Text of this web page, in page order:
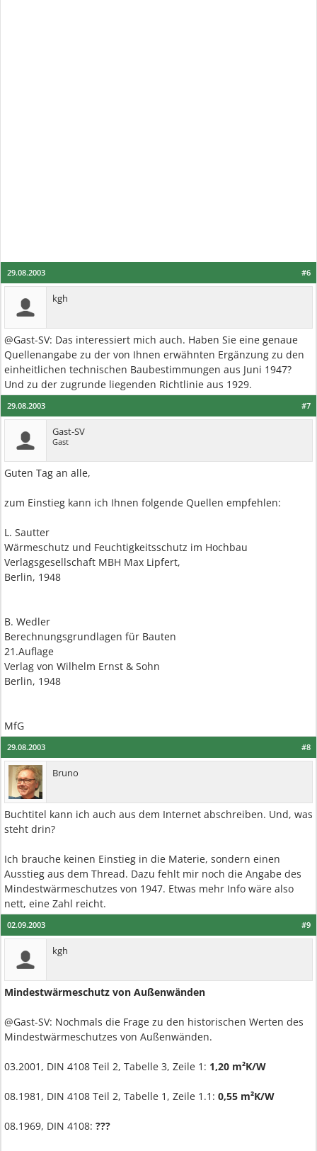
#6
29.08.2003
kgh
@Gast-SV: Das interessiert mich auch. Haben Sie eine genaue
Quellenangabe zu der von Ihnen erwähnten Ergänzung zu den
einheitlichen technischen Baubestimmungen aus Juni 1947?
Und zu der zugrunde liegenden Richtlinie aus 1929.
#7
29.08.2003
Gast-SV
Gast
Guten Tag an alle,
zum Einstieg kann ich Ihnen folgende Quellen empfehlen:
L. Sautter
Wärmeschutz und Feuchtigkeitsschutz im Hochbau
Verlagsgesellschaft MBH Max Lipfert,
Berlin, 1948
B. Wedler
Berechnungsgrundlagen für Bauten
21.Auflage
Verlag von Wilhelm Ernst & Sohn
Berlin, 1948
MfG
#8
29.08.2003
Bruno
Buchtitel kann ich auch aus dem Internet abschreiben. Und, was
steht drin?
Ich brauche keinen Einstieg in die Materie, sondern einen
Ausstieg aus dem Thread. Dazu fehlt mir noch die Angabe des
Mindestwärmeschutzes von 1947. Etwas mehr Info wäre also
nett, eine Zahl reicht.
#9
02.09.2003
kgh
Mindestwärmeschutz von Außenwänden
@Gast-SV: Nochmals die Frage zu den historischen Werten des
Mindestwärmeschutzes von Außenwänden.
03.2001, DIN 4108 Teil 2, Tabelle 3, Zeile 1: 1,20 m²K/W
08.1981, DIN 4108 Teil 2, Tabelle 1, Zeile 1.1: 0,55 m²K/W
08.1969, DIN 4108: ???